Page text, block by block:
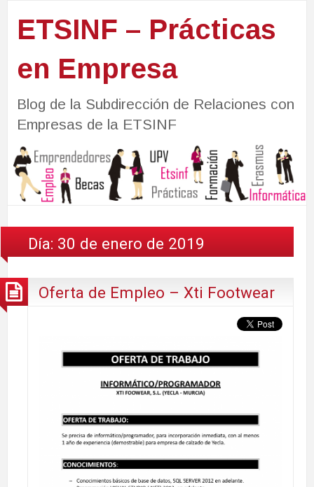
ETSINF – Prácticas
en Empresa
Blog de la Subdirección de Relaciones con
Empresas de la ETSINF
Día: 30 de enero de 2019
Oferta de Empleo – Xti Footwear